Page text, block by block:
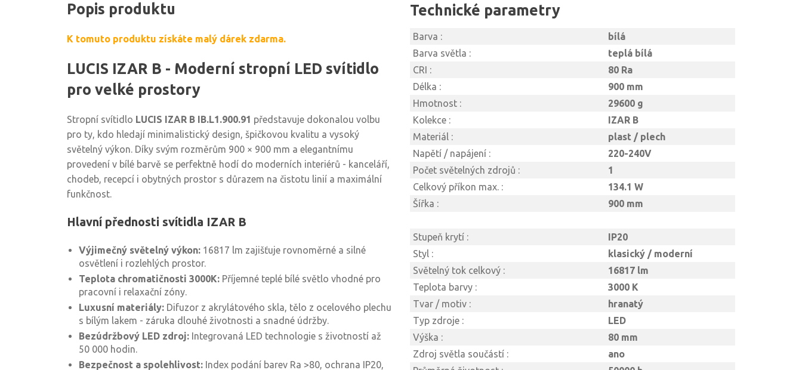
Popis produktu
K tomuto produktu získáte malý dárek zdarma.
LUCIS IZAR B - Moderní stropní LED svítidlo
pro velké prostory
Stropní svítidlo LUCIS IZAR B IB.L1.900.91 představuje dokonalou volbu
pro ty, kdo hledají minimalistický design, špičkovou kvalitu a vysoký
světelný výkon. Díky svým rozměrům 900 × 900 mm a elegantnímu
provedení v bílé barvě se perfektně hodí do moderních interiérů - kanceláří,
chodeb, recepcí i obytných prostor s důrazem na čistotu linií a maximální
funkčnost.
Hlavní přednosti svítidla IZAR B
Výjimečný světelný výkon: 16817 lm zajišťuje rovnoměrné a silné
osvětlení i rozlehlých prostor.
Teplota chromatičnosti 3000K: Příjemné teplé bílé světlo vhodné pro
pracovní i relaxační zóny.
Luxusní materiály: Difuzor z akrylátového skla, tělo z ocelového plechu
s bílým lakem - záruka dlouhé životnosti a snadné údržby.
Bezúdržbový LED zdroj: Integrovaná LED technologie s životností až
50 000 hodin.
Bezpečnost a spolehlivost: Index podání barev Ra >80, ochrana IP20,
Technické parametry
Barva :
bílá
Barva světla :
teplá bílá
CRI :
80 Ra
Délka :
900 mm
Hmotnost :
29600 g
Kolekce :
IZAR B
Materiál :
plast / plech
Napětí / napájení :
220-240V
Počet světelných zdrojů :
1
Celkový příkon max. :
134.1 W
Šířka :
900 mm
Stupeň krytí :
IP20
Styl :
klasický / moderní
Světelný tok celkový :
16817 lm
Teplota barvy :
3000 K
Tvar / motiv :
hranatý
Typ zdroje :
LED
Výška :
80 mm
Zdroj světla součástí :
ano